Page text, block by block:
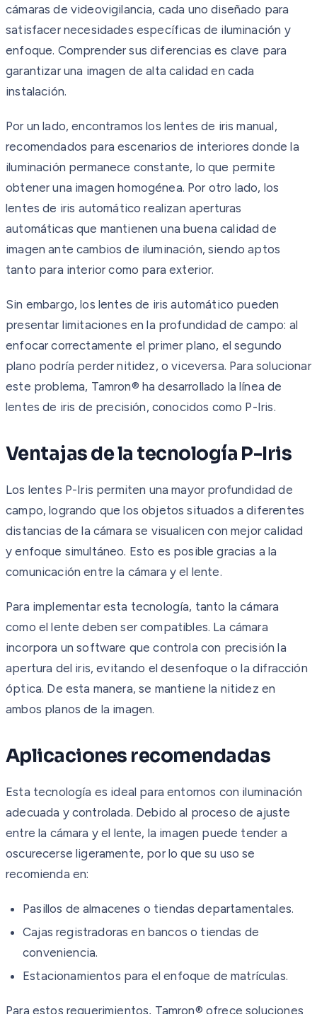
cámaras de videovigilancia, cada uno diseñado para
satisfacer necesidades específicas de iluminación y
enfoque. Comprender sus diferencias es clave para
garantizar una imagen de alta calidad en cada
instalación.
Por un lado, encontramos los lentes de iris manual,
recomendados para escenarios de interiores donde la
iluminación permanece constante, lo que permite
obtener una imagen homogénea. Por otro lado, los
lentes de iris automático realizan aperturas
automáticas que mantienen una buena calidad de
imagen ante cambios de iluminación, siendo aptos
tanto para interior como para exterior.
Sin embargo, los lentes de iris automático pueden
presentar limitaciones en la profundidad de campo: al
enfocar correctamente el primer plano, el segundo
plano podría perder nitidez, o viceversa. Para solucionar
este problema, Tamron® ha desarrollado la línea de
lentes de iris de precisión, conocidos como P-Iris.
Ventajas de la tecnología P-Iris
Los lentes P-Iris permiten una mayor profundidad de
campo, logrando que los objetos situados a diferentes
distancias de la cámara se visualicen con mejor calidad
y enfoque simultáneo. Esto es posible gracias a la
comunicación entre la cámara y el lente.
Para implementar esta tecnología, tanto la cámara
como el lente deben ser compatibles. La cámara
incorpora un software que controla con precisión la
apertura del iris, evitando el desenfoque o la difracción
óptica. De esta manera, se mantiene la nitidez en
ambos planos de la imagen.
Aplicaciones recomendadas
Esta tecnología es ideal para entornos con iluminación
adecuada y controlada. Debido al proceso de ajuste
entre la cámara y el lente, la imagen puede tender a
oscurecerse ligeramente, por lo que su uso se
recomienda en:
Pasillos de almacenes o tiendas departamentales.
Cajas registradoras en bancos o tiendas de
conveniencia.
Estacionamientos para el enfoque de matrículas.
Para estos requerimientos, Tamron® ofrece soluciones